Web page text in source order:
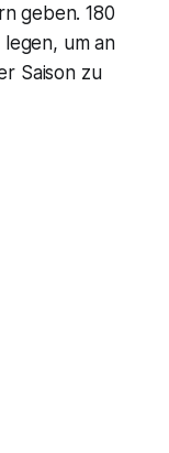
geben. 180
um an
Saison zu